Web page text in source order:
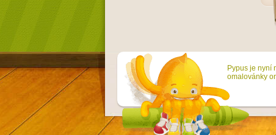
Pypus je nyní
omalovánky